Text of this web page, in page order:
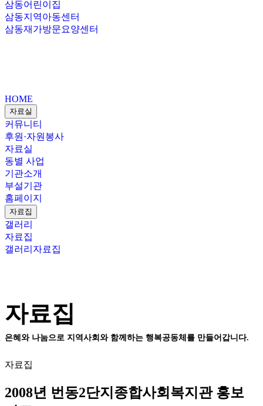
삼동어린이집
삼동지역아동센터
삼동재가방문요양센터
HOME
자료실
커뮤니티
후원·자원봉사
자료실
동별 사업
기관소개
부설기관
홈페이지
자료집
갤러리
자료집
갤러리 자료집
자료집
은혜와 나눔으로 지역사회와 함께하는 행복공동체를 만들어갑니다.
자료집
2008년 번동2단지종합사회복지관 홍보